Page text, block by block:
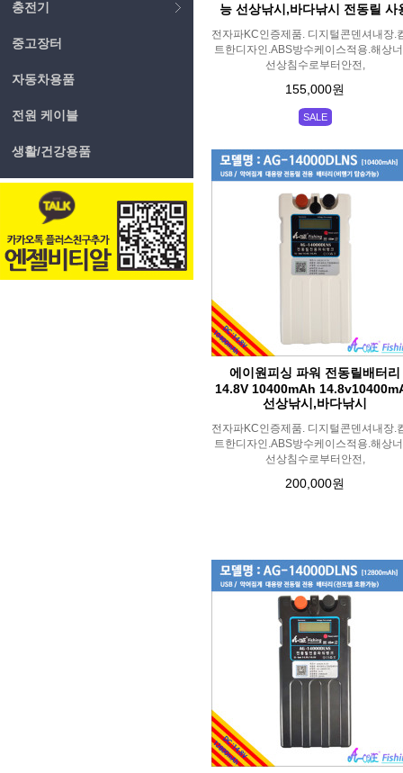
충전기
중고장터
자동차용품
전원 케이블
생활/건강용품
능 선상낚시,바다낚시 전동릴 사
전자파KC인증제품. 디지털콘덴셔내장.
트한디자인.ABS방수케이스적용.해상
선상침수로부터안전,
155,000원
SALE
에이원피싱 파워 전동릴배터리
14.8V 10400mAh
선상낚시,바다낚시
전자파KC인증제품. 디지털콘덴셔내장.
트한디자인.ABS방수케이스적용.해상
선상침수로부터안전,
200,000원